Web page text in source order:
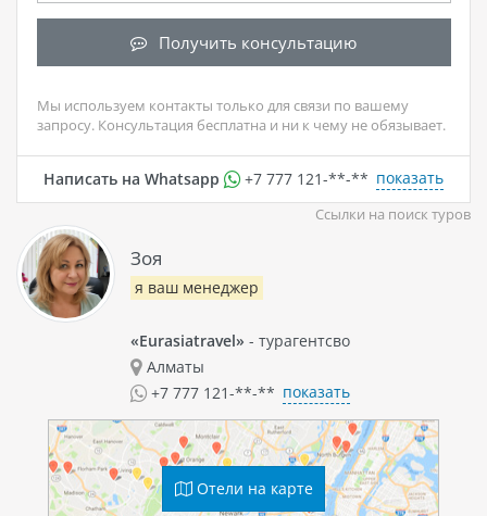
Получить консультацию
Мы используем контакты только для связи по вашему
запросу. Консультация бесплатна и ни к чему не обязывает.
Написать на Whatsapp +7 777 121-**-** показать
Ссылки на поиск туров
Зоя
я ваш менеджер
«Eurasiatravel» - турагентсво
Алматы
+7 777 121-**-** показать
Отели на карте